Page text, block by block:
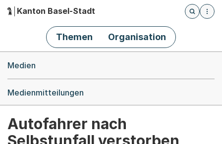
Hauptnavigation
Kanton Basel-Stadt
Öffnet
Themen Organisation
Medien
Medienmitteilungen
Autofahrer nach